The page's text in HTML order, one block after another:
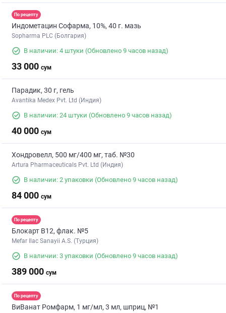
По рецепту
Индометацин Софарма, 10%, 40 г. мазь
Sopharma PLC (Болгария)
В наличии: 4 штуки (Обновлено 9 часов назад)
33 000 сум
Парадик, 30 г, гель
Avantika Medex Pvt. Ltd (Индия)
В наличии: 24 штуки (Обновлено 9 часов назад)
40 000 сум
Хондровелл, 500 мг/400 мг, таб. №30
Artura Pharmaceuticals Pvt. Ltd (Индия)
В наличии: 2 упаковки (Обновлено 9 часов назад)
84 000 сум
По рецепту
Блокарт B12, флак. №5
Mefar Ilac Sanayii A.S. (Турция)
В наличии: 3 упаковки (Обновлено 9 часов назад)
389 000 сум
По рецепту
ВиВанат Ромфарм, 1 мг/мл, 3 мл, шприц, №1